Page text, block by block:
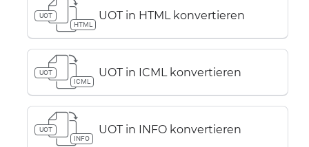
UOT
HTML
UOT in HTML konvertieren
UOT
ICML
UOT in ICML konvertieren
UOT
INFO
UOT in INFO konvertieren